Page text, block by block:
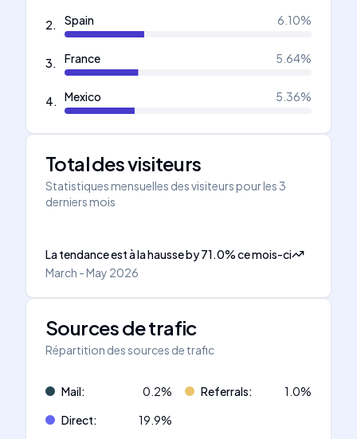
2. Spain 6.10%
3. France 5.64%
4. Mexico 5.36%
Total des visiteurs
Statistiques mensuelles des visiteurs pour les 3
derniers mois
La tendance est à la hausseby71.0%ce mois-ci
March - May 2026
Sources de trafic
Répartition des sources de trafic
Mail: 0.2% Referrals: 1.0%
Direct: 19.9%